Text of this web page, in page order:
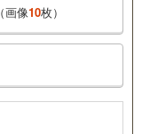
（画像10枚）